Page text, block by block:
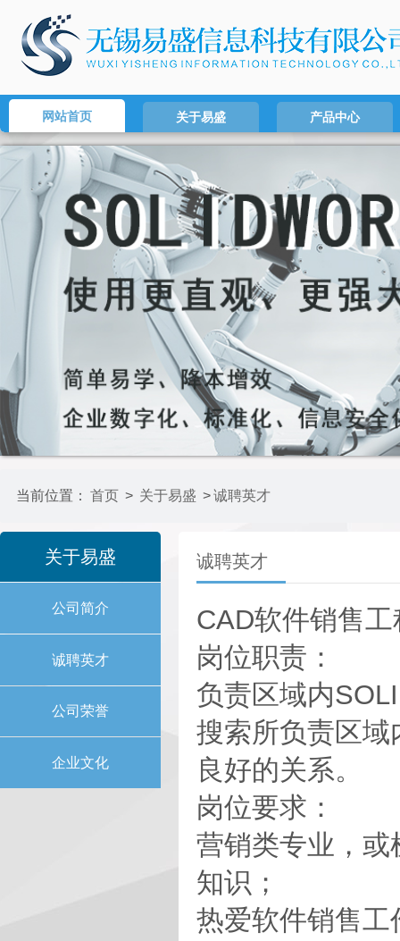
网站首页 关于易盛 产品中心
当前位置： 首页 > 关于易盛 >诚聘英才
关于易盛
公司简介
诚聘英才
公司荣誉
企业文化
诚聘英才
CAD软件销售
岗位职责：
负责区域内
搜索所负责区
良好的关系。
岗位要求：
营销类专业，
知识；
热爱软件销售